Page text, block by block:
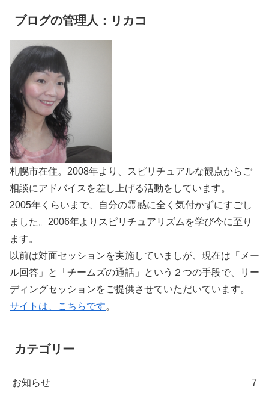
ブログの管理人：リカコ
札幌市在住。2008年より、スピリチュアルな観点からご
相談にアドバイスを差し上げる活動をしています。
2005年くらいまで、自分の霊感に全く気付かずにすごし
ました。2006年よりスピリチュアリズムを学び今に至り
ます。
以前は対面セッションを実施していましが、現在は「メー
ル回答」と「チームズの通話」という２つの手段で、リー
ディングセッションをご提供させていただいています。
サイトは、こちらです。
カテゴリー
お知らせ 7